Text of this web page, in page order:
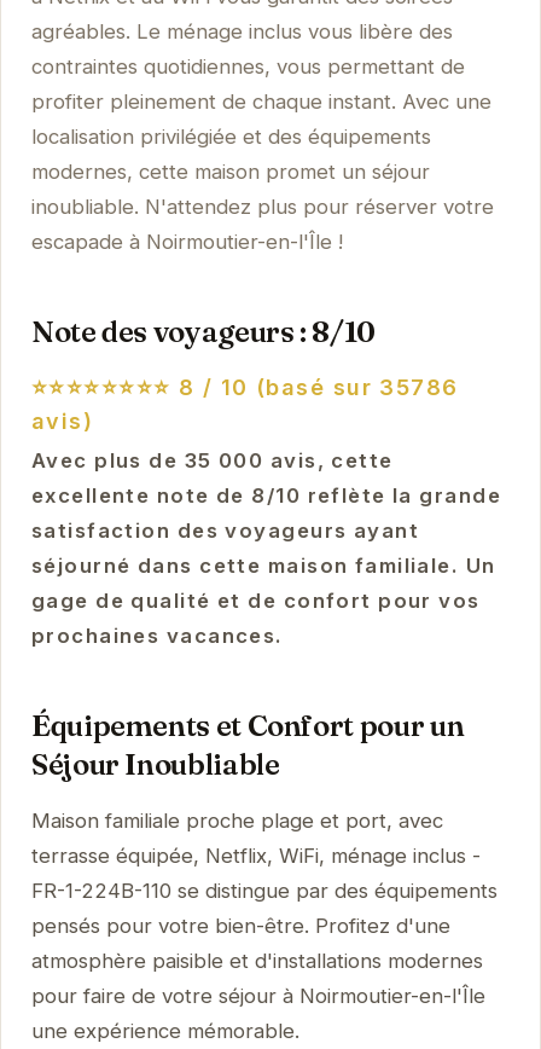
agréables. Le ménage inclus vous libère des
contraintes quotidiennes, vous permettant de
profiter pleinement de chaque instant. Avec une
localisation privilégiée et des équipements
modernes, cette maison promet un séjour
inoubliable. N'attendez plus pour réserver votre
escapade à Noirmoutier-en-l'Île !
Note des voyageurs : 8/10
⭐⭐⭐⭐⭐⭐⭐⭐ 8 / 10 (basé sur 35786
avis)
Avec plus de 35 000 avis, cette
excellente note de 8/10 reflète la grande
satisfaction des voyageurs ayant
séjourné dans cette maison familiale. Un
gage de qualité et de confort pour vos
prochaines vacances.
Équipements et Confort pour un
Séjour Inoubliable
Maison familiale proche plage et port, avec
terrasse équipée, Netflix, WiFi, ménage inclus -
FR-1-224B-110 se distingue par des équipements
pensés pour votre bien-être. Profitez d'une
atmosphère paisible et d'installations modernes
pour faire de votre séjour à Noirmoutier-en-l'Île
une expérience mémorable.